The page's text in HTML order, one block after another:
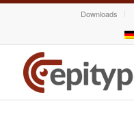
Downloads